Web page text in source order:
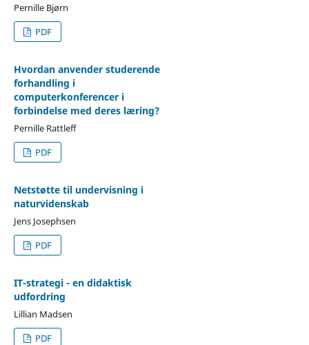
Pernille Bjørn
PDF
Hvordan anvender studerende
forhandling i
computerkonferencer i
forbindelse med deres læring?
Pernille Rattleff
PDF
Netstøtte til undervisning i
naturvidenskab
Jens Josephsen
PDF
IT-strategi - en didaktisk
udfordring
Lillian Madsen
PDF